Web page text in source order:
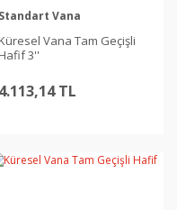
Standart Vana
Vana Tam Geçişli
3''
4.113,14 TL